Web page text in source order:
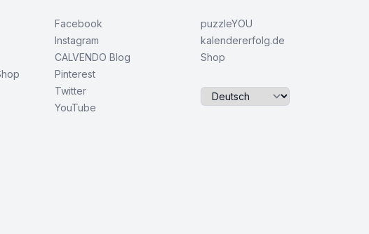
Facebook
Instagram
CALVENDO Blog
Pinterest
Twitter
YouTube
puzzleYOU
kalendererfolg.de
Shop